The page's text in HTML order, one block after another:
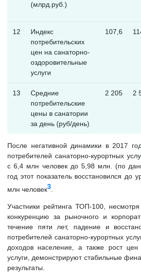
(млрд.руб.)
12
Индекс
потребительских
цен на санаторно-
оздоровительные
услуги
107,6
13
Средние
потребительские
цены в санатории
за день (руб/день)
2 205 2
После негативной динамики в 2017
потребителей санаторно-курортных
с 6,4 млн человек до 5,98 млн. (по
год этот показатель восстановился до
млн человек3
Участники рейтинга ТОП-100,
конкуренцию за рыночного и
течение пяти лет, падение и
потребителей санаторно-курортных
доходов население, а также рост цен
услуги, демонстрируют стабильные
результаты.